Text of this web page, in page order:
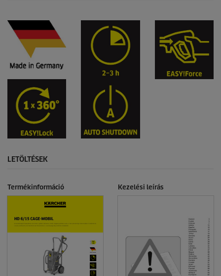
LETÖLTÉSEK
Termékinformáció Kezelési leírás